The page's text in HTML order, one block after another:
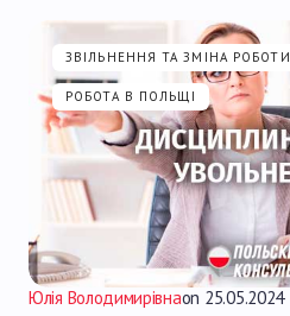
ЗВІЛЬНЕННЯ ТА ЗМІНА РОБОТИ
РОБОТА В ПОЛЬЩІ
Юлія Володимирівнаon 25.05.2024